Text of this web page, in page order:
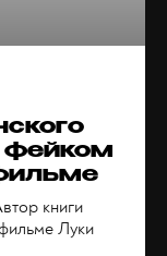
фейком
книги
Луки